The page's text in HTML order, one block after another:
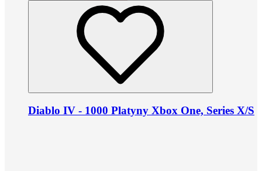
Diablo IV - 1000 Platyny Xbox One, Series X/S